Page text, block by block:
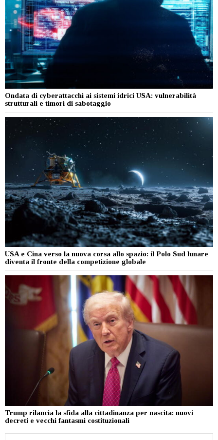
Ondata di cyberattacchi ai sistemi idrici USA: vulnerabilità
strutturali e timori di sabotaggio
USA e Cina verso la nuova corsa allo spazio: il Polo Sud lunare
diventa il fronte della competizione globale
Trump rilancia la sfida alla cittadinanza per nascita: nuovi
decreti e vecchi fantasmi costituzionali